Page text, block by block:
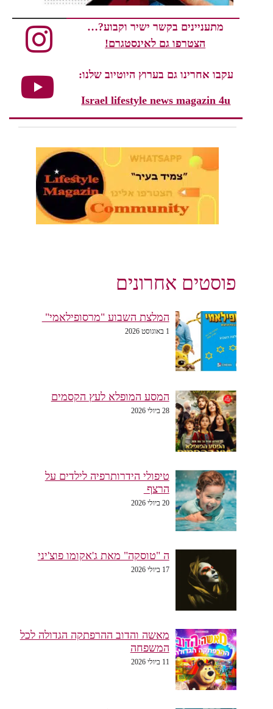
מתעניינים בקשר ישיר וקבוע?…
הצטרפו גם לאינסטגרם!
עקבו אחרינו גם בערוץ היוטיוב שלנו:
Israel lifestyle news magazin 4u
פוסטים אחרונים
המלצת השבוע "מרסופילאמי"
1 באוגוסט 2026
המסע המופלא לעץ הקסמים
28 ביולי 2026
טיפולי הידרותרפיה לילדים על
הרצף
20 ביולי 2026
ה "טוסקה" מאת ג'אקומו פוצ'יני
17 ביולי 2026
מאשה והדוב ההרפתקה הגדולה לכל
המשפחה
11 ביולי 2026